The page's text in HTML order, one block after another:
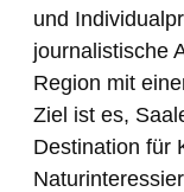
und
journalistische
Region mit
Ziel ist es,
Destination für